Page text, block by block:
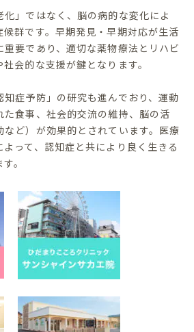
」ではなく、脳の病的な変化によ
候群です。早期発見・早期対応が生活
要であり、適切な薬物療法とリハビ
会的な支援が鍵となります。
知症予防」の研究も進んでおり、運動
た食事、社会的交流の維持、脳の活
ど）が効果的とされています。医療
よって、認知症と共により良く生きる
。